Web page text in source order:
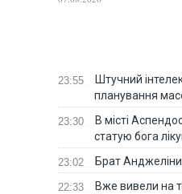
23:55
Штучний
планування
23:30
В місті
статую бога
23:02 Брат
22:33
Вже вивели на